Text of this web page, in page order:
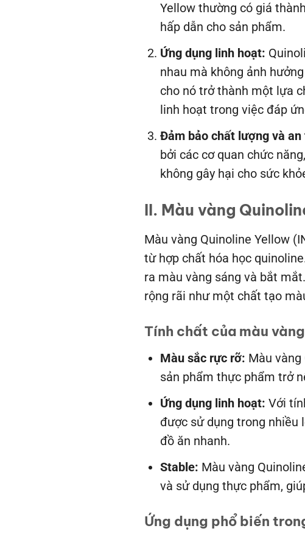
Yellow thường có giá
hấp dẫn cho sản phẩm.
Ứng dụng linh hoạt:
nhau mà không ảnh
cho nó trở thành một lựa
linh hoạt trong việc đáp
Đảm bảo chất lượng và an
bởi các cơ quan chức
không gây hại cho sức
II. Màu vàng
Màu vàng Quinoline Yellow (
từ hợp chất hóa học
ra màu vàng sáng và bắt
rộng rãi như một chất tạo
Tính chất của màu
Màu sắc rực rỡ: Màu
sản phẩm thực phẩm trở
Ứng dụng linh hoạt: Với
được sử dụng trong nhiều
đồ ăn nhanh.
Stable: Màu vàng
và sử dụng thực phẩm,
Ứng dụng phổ biến